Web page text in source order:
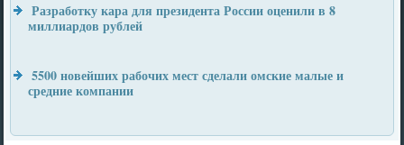
Разработку кара для президента России оценили в 8
миллиардов рублей
5500 новейших рабочих мест сделали омские малые и
средние компании